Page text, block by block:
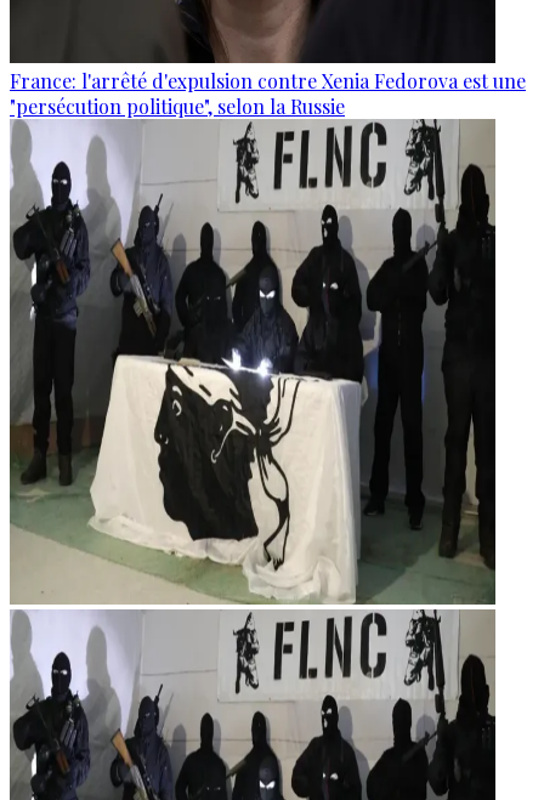
France: l'arrêté d'expulsion contre Xenia Fedorova est une
"persécution politique", selon la Russie